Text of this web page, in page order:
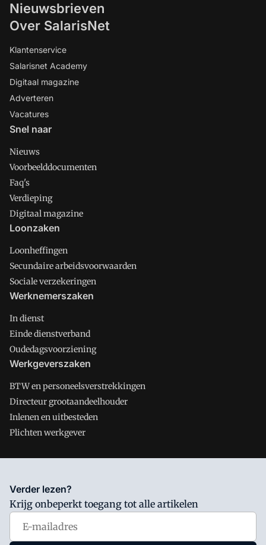
Nieuwsbrieven
Over SalarisNet
Klantenservice
Salarisnet Academy
Digitaal magazine
Adverteren
Vacatures
Snel naar
Nieuws
Voorbeelddocumenten
Faq's
Verdieping
Digitaal magazine
Loonzaken
Loonheffingen
Secundaire arbeidsvoorwaarden
Sociale verzekeringen
Werknemerszaken
In dienst
Einde dienstverband
Oudedagsvoorziening
Werkgeverszaken
BTW en personeelsverstrekkingen
Directeur grootaandeelhouder
Inlenen en uitbesteden
Plichten werkgever
Salarisnet is onderdeel van VMN media. Lees in
waar VMN media voor staat. Op gebruik van deze site zijn de
volgende regelingen van toepassing:Algemene Voorwaarden
Privacy en Cookie beleid
Verder lezen?
Krijg onbeperkt toegang tot alle artikelen